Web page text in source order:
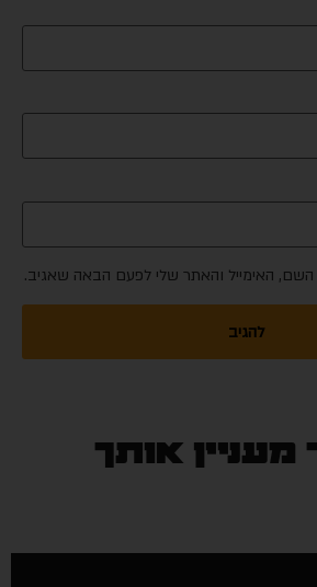
האימייל והאתר שלי לפעם הבאה שאגיב.
אותך